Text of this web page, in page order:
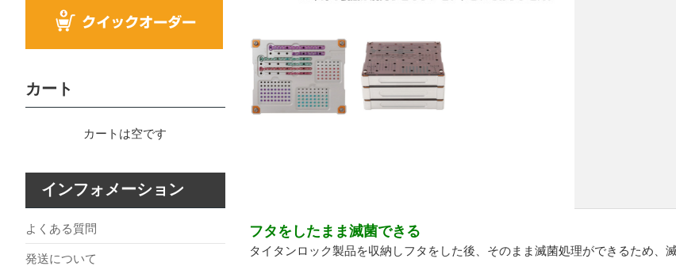
フタをしたまま滅菌できる
タイタンロック製品を収納しフタをした後、そのまま滅菌処理ができるため、
カート
カートは空です
インフォメーション
よくある質問
発送について